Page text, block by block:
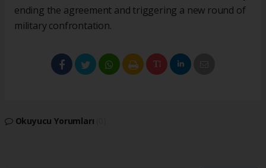
ending the agreement and triggering a new round of
military confrontation.
Okuyucu Yorumları